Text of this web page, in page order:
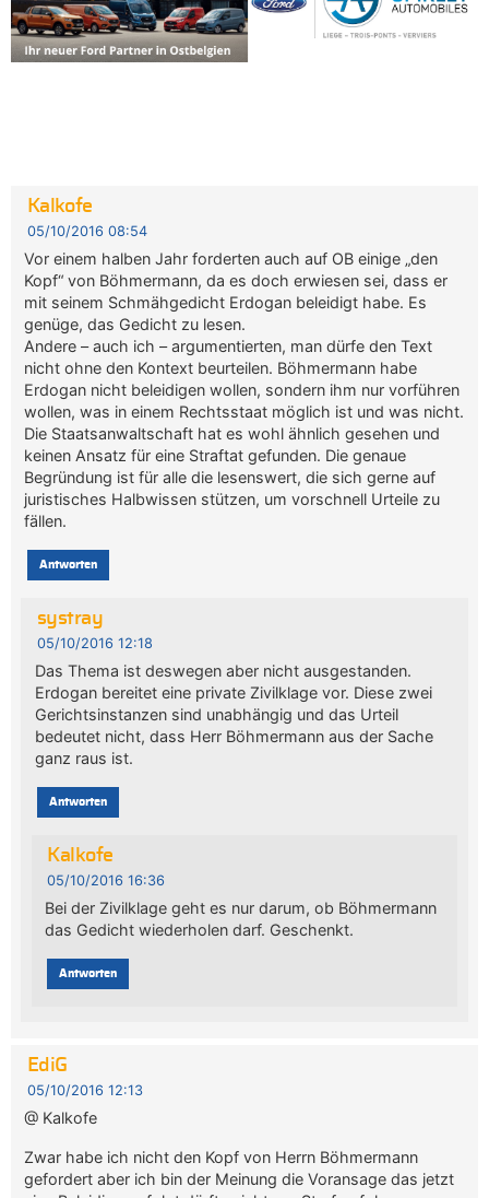
Kalkofe
05/10/2016 08:54
Vor einem halben Jahr forderten auch auf OB einige „den
Kopf“ von Böhmermann, da es doch erwiesen sei, dass er
mit seinem Schmähgedicht Erdogan beleidigt habe. Es
genüge, das Gedicht zu lesen.
Andere – auch ich – argumentierten, man dürfe den Text
nicht ohne den Kontext beurteilen. Böhmermann habe
Erdogan nicht beleidigen wollen, sondern ihm nur vorführen
wollen, was in einem Rechtsstaat möglich ist und was nicht.
Die Staatsanwaltschaft hat es wohl ähnlich gesehen und
keinen Ansatz für eine Straftat gefunden. Die genaue
Begründung ist für alle die lesenswert, die sich gerne auf
juristisches Halbwissen stützen, um vorschnell Urteile zu
fällen.
Antworten
systray
05/10/2016 12:18
Das Thema ist deswegen aber nicht ausgestanden.
Erdogan bereitet eine private Zivilklage vor. Diese zwei
Gerichtsinstanzen sind unabhängig und das Urteil
bedeutet nicht, dass Herr Böhmermann aus der Sache
ganz raus ist.
Antworten
Kalkofe
05/10/2016 16:36
Bei der Zivilklage geht es nur darum, ob Böhmermann
das Gedicht wiederholen darf. Geschenkt.
Antworten
EdiG
05/10/2016 12:13
@ Kalkofe
Zwar habe ich nicht den Kopf von Herrn Böhmermann
gefordert aber ich bin der Meinung die Voransage das jetzt